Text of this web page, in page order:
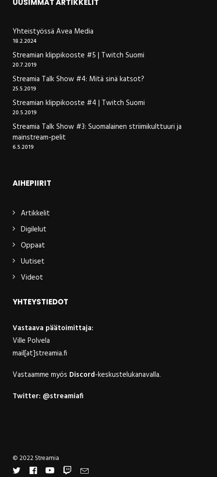
UUSIMMAT ARTIKKELIT
Yhteistyössä Avea Media
18.2.2024
Streamian klippikooste #5 | Twitch Suomi
20.7.2019
Streamia Talk Show #4: Mitä sinä katsot?
25.5.2019
Streamian klippikooste #4 | Twitch Suomi
20.5.2019
Streamia Talk Show #3: Suomalainen striimikulttuuri ja
mainstream-pelit
6.5.2019
AIHEPIIRIT
Artikkelit
Digilelut
Oppaat
Uutiset
Videot
YHTEYSTIEDOT
Vastaava päätoimittaja:
Ville Polvela
mail[at]streamia.fi
Vastaamme myös Discord-keskustelukanavalla.
Twitter: @streamiafi
© 2022 Streamia